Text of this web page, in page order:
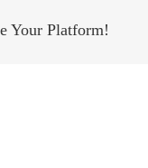
Your Platform!